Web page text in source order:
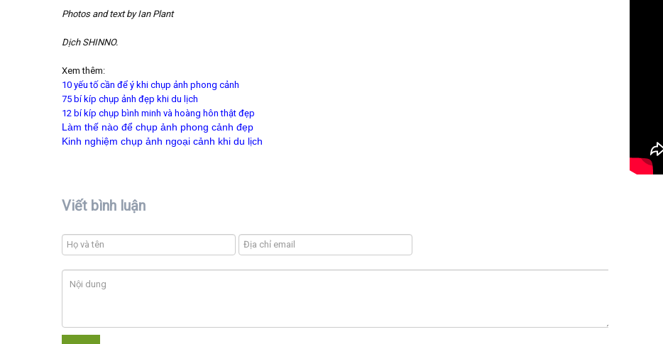
Photos and text by Ian Plant
Dịch SHINNO.
Xem thêm:
10 yếu tố cần để ý khi chụp ảnh phong cảnh
75 bí kíp chụp ảnh đẹp khi du lịch
12 bí kíp chụp bình minh và hoàng hôn thật đẹp
Làm thế nào để chụp ảnh phong cảnh đẹp
Kinh nghiệm chụp ảnh ngoại cảnh khi du lịch
Viết bình luận